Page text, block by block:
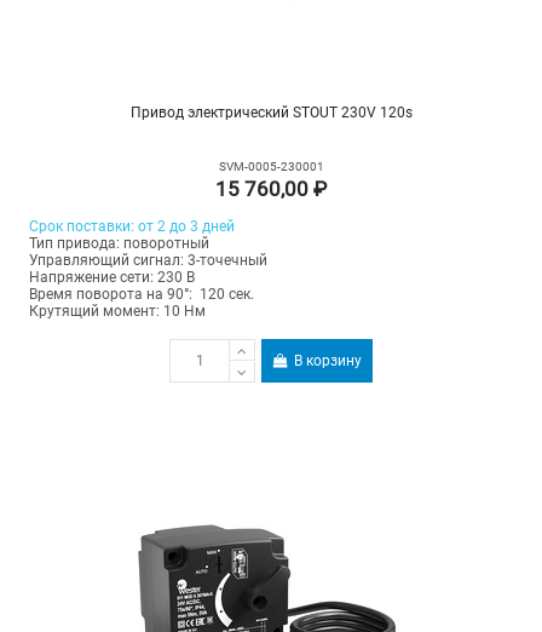
Привод электрический STOUT 230V 120s
SVM-0005-230001
15 760,00 ₽
Срок поставки: от 2 до 3 дней
Тип привода: поворотный
Управляющий сигнал: 3-точечный
Напряжение сети: 230 В
Время поворота на 90°: 120 сек.
Крутящий момент: 10 Нм
В корзину